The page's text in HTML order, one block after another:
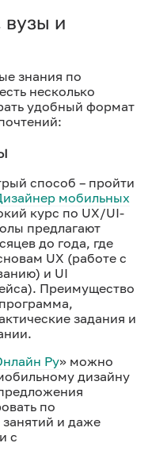
вузы и
знания по
несколько
удобный формат
способ – пройти
мобильных
курс по UX/UI-
предлагают
до года, где
UX (работе с
и UI
Преимущество
задания и
Ру» можно
дизайну
по
и даже
с